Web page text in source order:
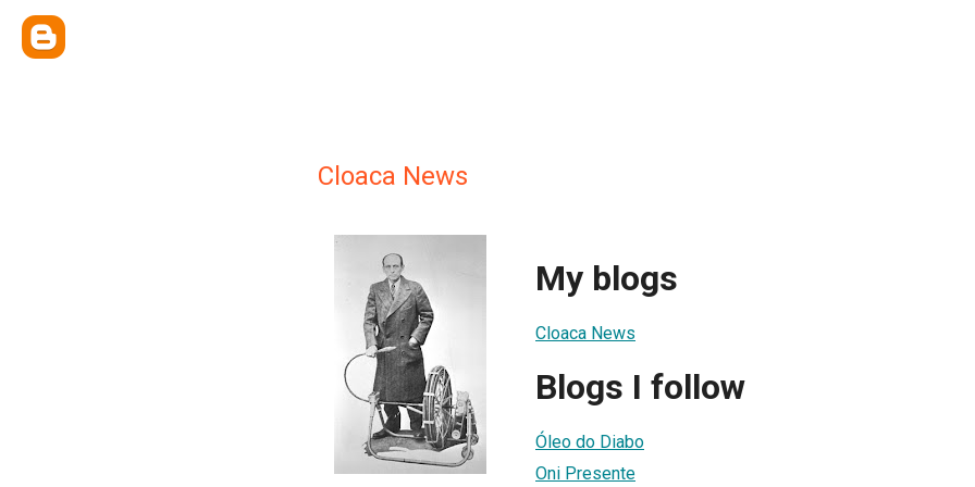
Cloaca News
My blogs
Cloaca News
Blogs I follow
Óleo do Diabo
Oni Presente